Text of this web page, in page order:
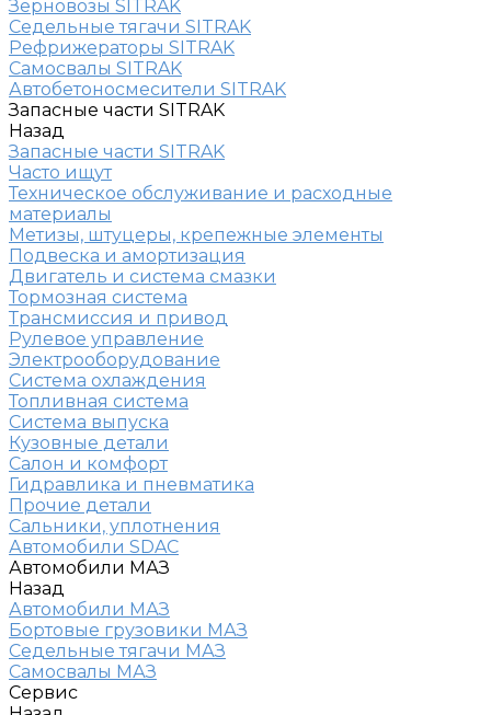
Зерновозы SITRAK
Седельные тягачи SITRAK
Рефрижераторы SITRAK
Самосвалы SITRAK
Автобетоносмесители SITRAK
Запасные части SITRAK
Назад
Запасные части SITRAK
Часто ищут
Техническое обслуживание и расходные
материалы
Метизы, штуцеры, крепежные элементы
Подвеска и амортизация
Двигатель и система смазки
Тормозная система
Трансмиссия и привод
Рулевое управление
Электрооборудование
Система охлаждения
Топливная система
Система выпуска
Кузовные детали
Салон и комфорт
Гидравлика и пневматика
Прочие детали
Сальники, уплотнения
Автомобили SDAC
Автомобили МАЗ
Назад
Автомобили МАЗ
Бортовые грузовики МАЗ
Седельные тягачи МАЗ
Самосвалы МАЗ
Сервис